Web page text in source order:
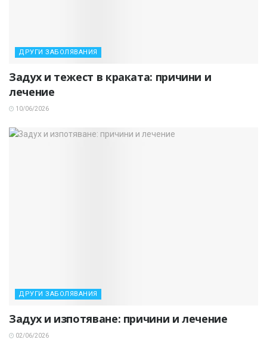
ДРУГИ ЗАБОЛЯВАНИЯ
Задух и тежест в краката: причини и
лечение
10/06/2026
ДРУГИ ЗАБОЛЯВАНИЯ
Задух и изпотяване: причини и лечение
02/06/2026